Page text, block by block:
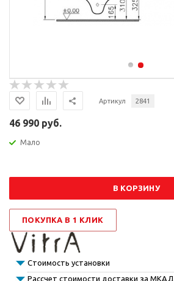
Артикул 2841
46 990 руб.
Мало
В КОРЗИНУ
ПОКУПКА В 1 КЛИК
Стоимость установки
Рассчет стоимости доставки за МКАД